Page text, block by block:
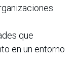
que
en un entorno